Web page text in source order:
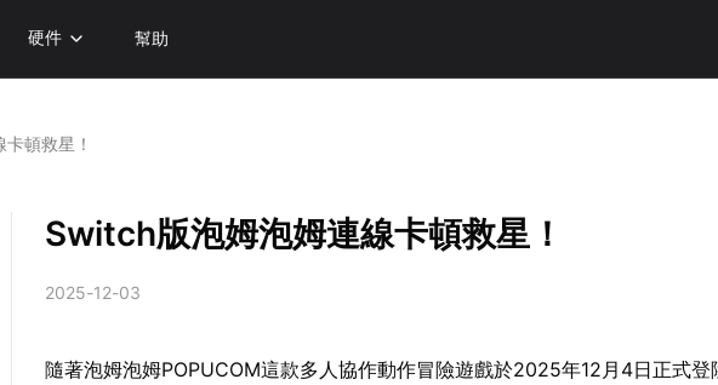
硬件 幫助
頓救星！
Switch版泡姆泡姆連線卡頓救星！
2025-12-03
隨著泡姆泡姆POPUCOM這款多人協作動作冒險遊戲於2025年12月4日正式